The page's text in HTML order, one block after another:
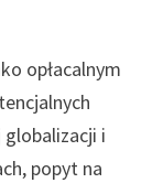
opłacalnym
globalizacji i
popyt na